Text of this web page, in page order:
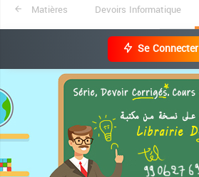
Matières Devoirs Informatique
Se Connecter